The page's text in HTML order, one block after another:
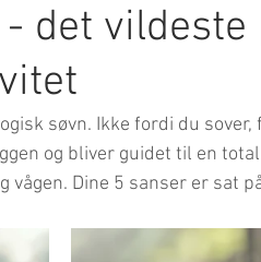
- det
søvn. Ikke fordi du
og bliver guidet til en
vågen. Dine 5 sanser er sat